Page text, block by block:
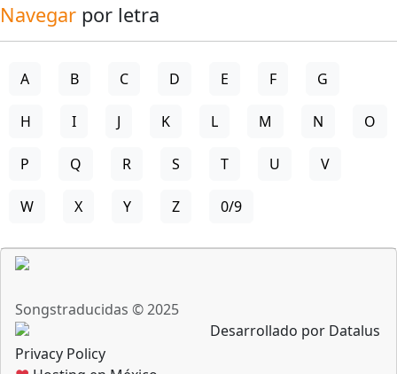
Navegar por letra
A B C D E F G
H I J K L M N O
P Q R S T U V
W X Y Z 0/9
Songstraducidas © 2025
Desarrollado por Datalus
Privacy Policy